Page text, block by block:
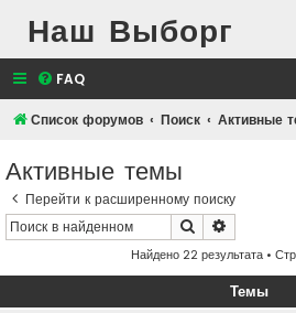
Наш Выборг
FAQ
Список форумов Поиск Активные
Активные темы
Перейти к расширенному поиску
Поиск
Найдено 22 результата •
Темы